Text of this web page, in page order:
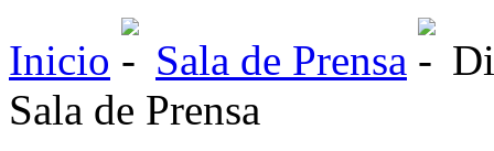
Inicio
Sala de Prensa
Sala de Prensa